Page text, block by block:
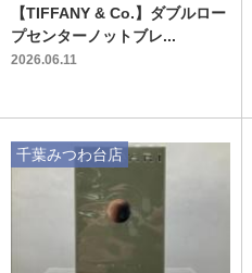
【TIFFANY & Co.】ダブルロー
プセンターノットブレ...
2026.06.11
千葉みつわ台店